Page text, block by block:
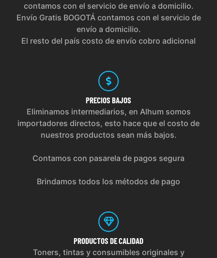
contamos con el servicio de envío a domicilio.
Envío Gratis BOGOTÁ contamos con el servicio de
envío a domicilio.
El resto del país costo de envío cobro adicional
PRECIOS BAJOS
Eliminamos intermediarios, en Alhum somos
importadores directos, esto hace que el costo de
nuestros productos sean más bajos.
Contamos con pasarela de pagos segura
Brindamos todos los métodos de pago
PRODUCTOS DE CALIDAD
Toners, tintas y consumibles originales y